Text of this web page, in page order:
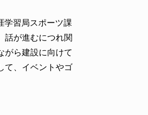
習局スポーツ課
話が進むにつれ関
がら建設に向けて
て、イベントやゴ